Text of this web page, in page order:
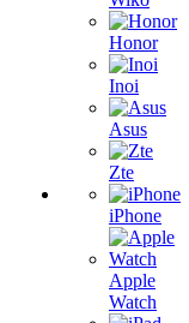
Honor
Inoi
Asus
Zte
iPhone
Apple
Watch